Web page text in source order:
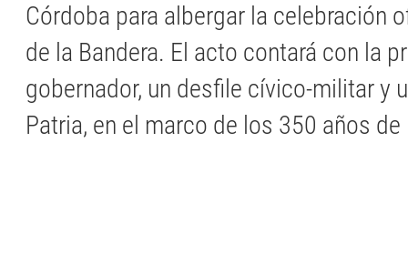
Córdoba para albergar la celebración
de la Bandera. El acto contará con la
gobernador, un desfile cívico-militar y
Patria, en el marco de los 350 años